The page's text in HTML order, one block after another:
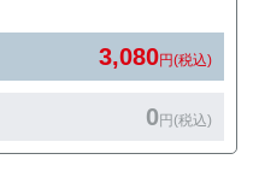
3,080円(税込)
0円(税込)